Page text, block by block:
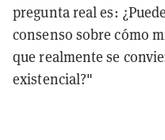
pregunta real es:
consenso sobre cómo
que realmente se
existencial?"